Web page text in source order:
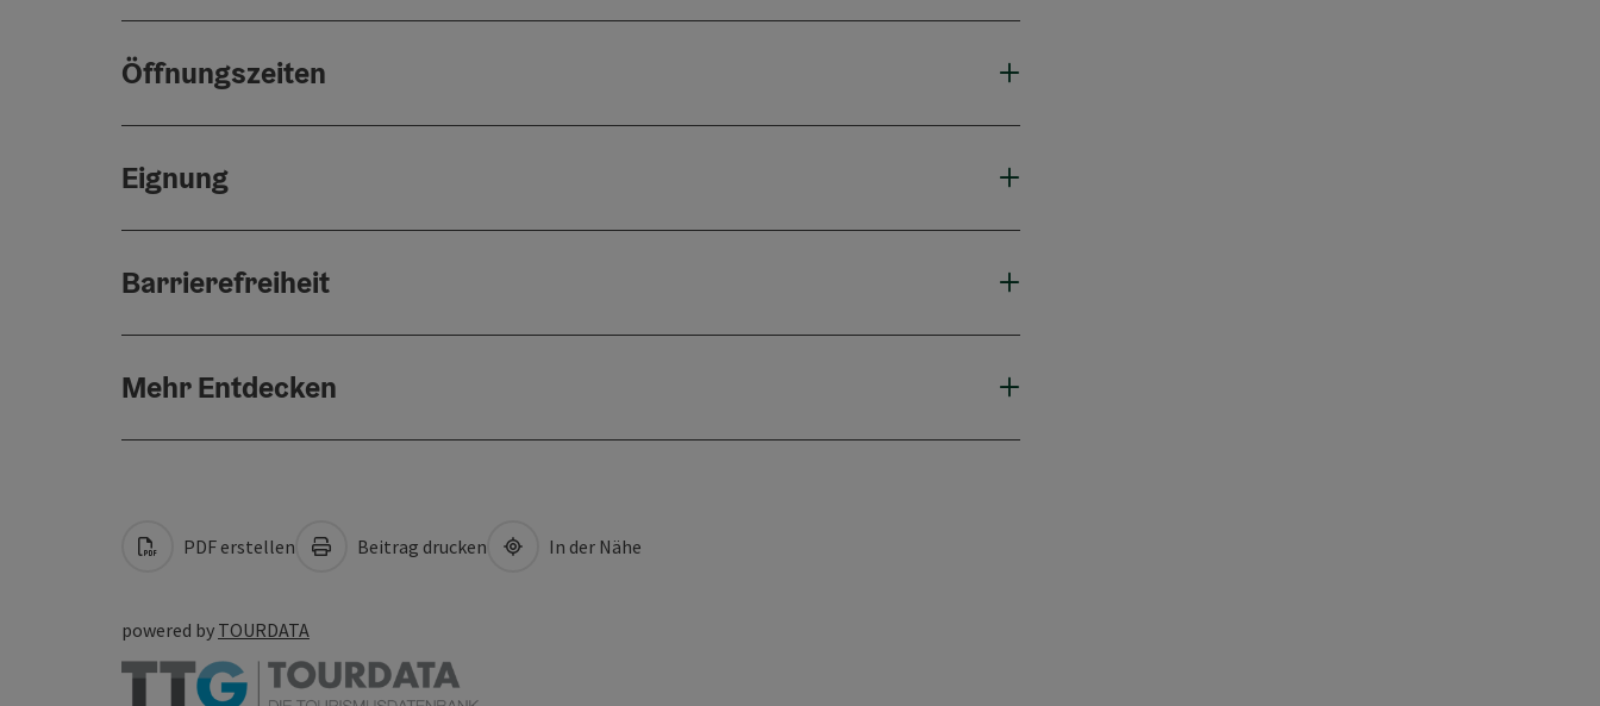
Öffnungszeiten
Eignung
Barrierefreiheit
Mehr Entdecken
PDF erstellen Beitrag drucken In der Nähe
powered by TOURDATA